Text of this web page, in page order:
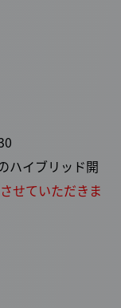
ハイブリッド開
せていただきま